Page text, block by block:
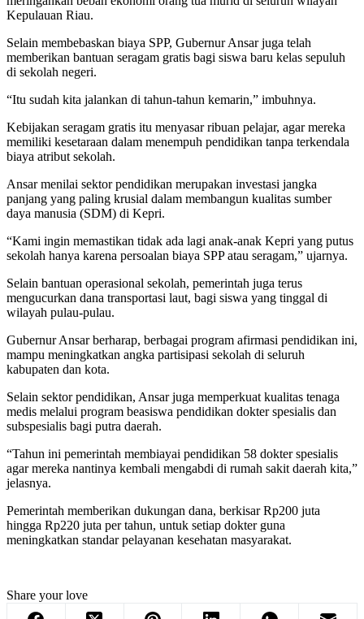
Kepulauan Riau.
Selain membebaskan biaya SPP, Gubernur Ansar juga telah
memberikan bantuan seragam gratis bagi siswa baru kelas sepuluh
di sekolah negeri.
“Itu sudah kita jalankan di tahun-tahun kemarin,” imbuhnya.
Kebijakan seragam gratis itu menyasar ribuan pelajar, agar mereka
memiliki kesetaraan dalam menempuh pendidikan tanpa terkendala
biaya atribut sekolah.
Ansar menilai sektor pendidikan merupakan investasi jangka
panjang yang paling krusial dalam membangun kualitas sumber
daya manusia (SDM) di Kepri.
“Kami ingin memastikan tidak ada lagi anak-anak Kepri yang putus
sekolah hanya karena persoalan biaya SPP atau seragam,” ujarnya.
Selain bantuan operasional sekolah, pemerintah juga terus
mengucurkan dana transportasi laut, bagi siswa yang tinggal di
wilayah pulau-pulau.
Gubernur Ansar berharap, berbagai program afirmasi pendidikan ini,
mampu meningkatkan angka partisipasi sekolah di seluruh
kabupaten dan kota.
Selain sektor pendidikan, Ansar juga memperkuat kualitas tenaga
medis melalui program beasiswa pendidikan dokter spesialis dan
subspesialis bagi putra daerah.
“Tahun ini pemerintah membiayai pendidikan 58 dokter spesialis
agar mereka nantinya kembali mengabdi di rumah sakit daerah kita,”
jelasnya.
Pemerintah memberikan dukungan dana, berkisar Rp200 juta
hingga Rp220 juta per tahun, untuk setiap dokter guna
meningkatkan standar pelayanan kesehatan masyarakat.
Share your love